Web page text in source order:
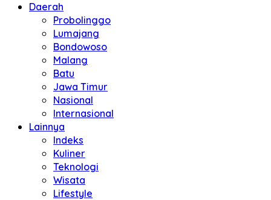
Daerah
Probolinggo
Lumajang
Bondowoso
Malang
Batu
Jawa Timur
Nasional
Internasional
Lainnya
Indeks
Kuliner
Teknologi
Wisata
Lifestyle